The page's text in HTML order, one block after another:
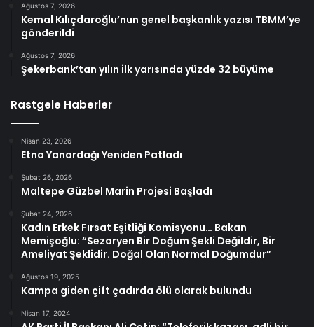
Ağustos 7, 2026
Kemal Kılıçdaroğlu’nun genel başkanlık yazısı TBMM’ye
gönderildi
Ağustos 7, 2026
Şekerbank’tan yılın ilk yarısında yüzde 32 büyüme
Rastgele Haberler
Nisan 23, 2026
Etna Yanardağı Yeniden Patladı
Şubat 26, 2026
Maltepe Güzbel Marin Projesi Başladı
Şubat 24, 2026
Kadın Erkek Fırsat Eşitliği Komisyonu… Bakan
Memişoğlu: “Sezaryen Bir Doğum Şekli Değildir, Bir
Ameliyat Şeklidir. Doğal Olan Normal Doğumdur”
Ağustos 19, 2025
Kampa giden çift çadırda ölü olarak bulundu
Nisan 17, 2024